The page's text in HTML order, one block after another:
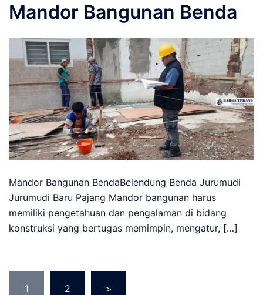
Mandor Bangunan Benda
Mandor Bangunan BendaBelendung Benda Jurumudi
Jurumudi Baru Pajang Mandor bangunan harus
memiliki pengetahuan dan pengalaman di bidang
konstruksi yang bertugas memimpin, mengatur, […]
1 2 >